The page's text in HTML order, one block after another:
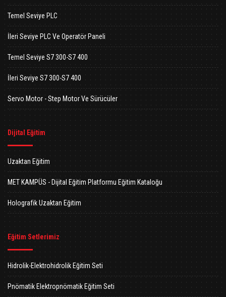
Temel Seviye PLC
İleri Seviye PLC Ve Operatör Paneli
Temel Seviye S7 300-S7 400
İleri Seviye S7 300-S7 400
Servo Motor - Step Motor Ve Sürücüler
Dijital Eğitim
Uzaktan Eğitim
MET KAMPÜS - Dijital Eğitim Platformu Eğitim Kataloğu
Holografik Uzaktan Eğitim
Eğitim Setlerimiz
Hidrolik-Elektrohidrolik Eğitim Seti
Pnömatik Elektropnömatik Eğitim Seti